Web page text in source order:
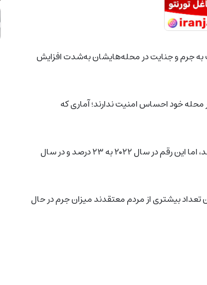
به جرم و جنایت در محله‌هایشان به‌شدت افزایش
محله خود احساس امنیت ندارند؛ آماری که
در سال ۲۰۱۵، حدود یک‌سوم مردم به‌طور قاطع احساس امنیت داشتند، اما این رقم در سال ۲۰۲۲ به ۲۳ درصد و در سال
جرم و جنایت نیز تغییر کرده و برخلاف سال ۲۰۱۴، اکنون تعداد بیشتری از مردم معتقدند میزان جرم در حال